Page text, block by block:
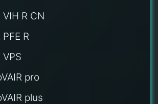
VIH R CN
R
VPS
pro
plus